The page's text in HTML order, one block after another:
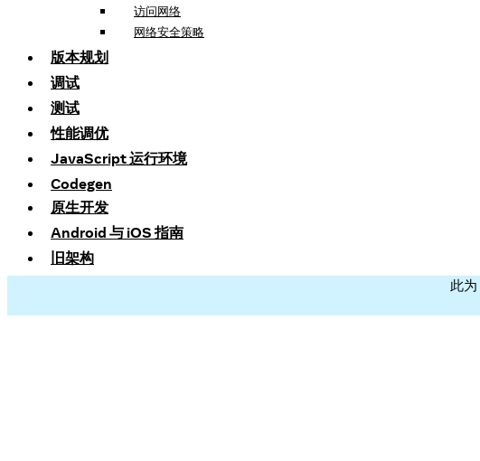
访问网络
网络安全策略
版本规划
调试
测试
性能调优
JavaScript 运行环境
Codegen
原生开发
Android 与 iOS 指南
旧架构
此为